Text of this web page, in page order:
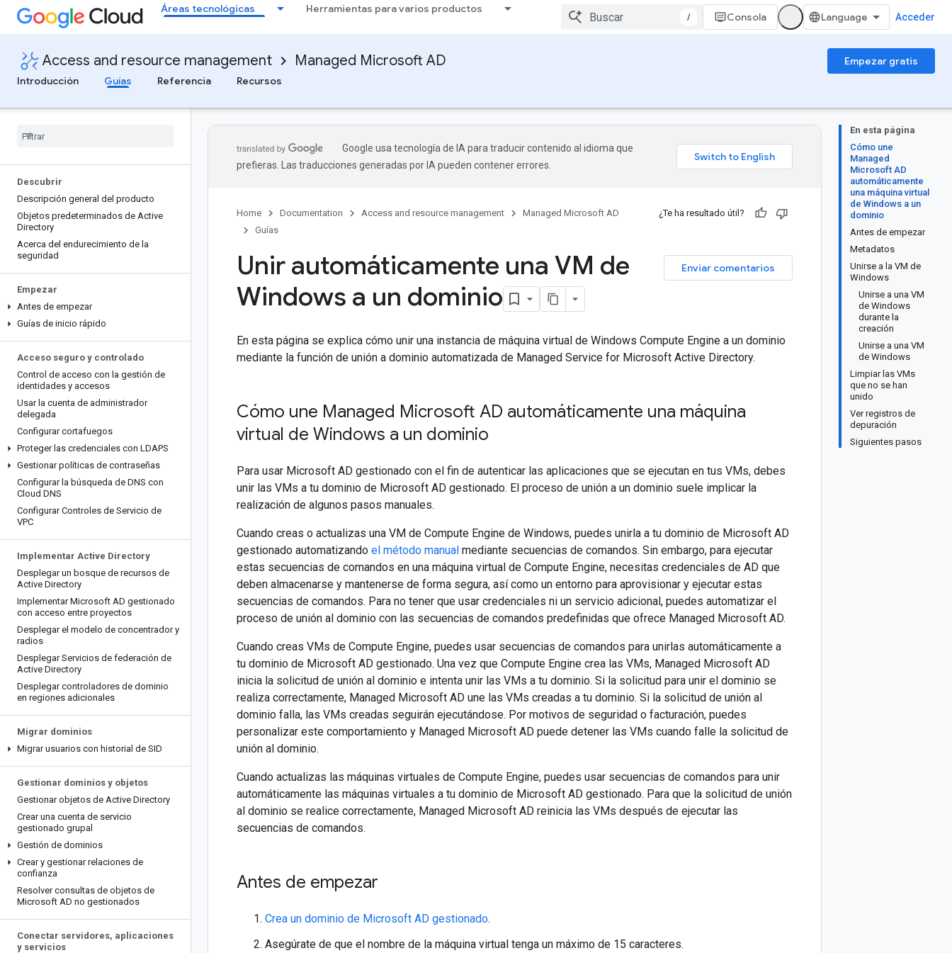
Áreas tecnológicas Herramientas para varios productos
/ Consola Acceder
Access and resource management Managed Microsoft AD
Empezar gratis
Introducción
Guías Referencia Recursos
Descubrir
Descripción general del producto
Objetos predeterminados de Active
Directory
Acerca del endurecimiento de la
seguridad
Empezar
Antes de empezar
Guías de inicio rápido
Acceso seguro y controlado
Control de acceso con la gestión de
identidades y accesos
Usar la cuenta de administrador
delegada
Configurar cortafuegos
Proteger las credenciales con LDAPS
Gestionar políticas de contraseñas
Configurar la búsqueda de DNS con
Cloud DNS
Configurar Controles de Servicio de
VPC
Implementar Active Directory
Desplegar un bosque de recursos de
Active Directory
Implementar Microsoft AD gestionado
con acceso entre proyectos
Desplegar el modelo de concentrador y
radios
Desplegar Servicios de federación de
Active Directory
Desplegar controladores de dominio
en regiones adicionales
Migrar dominios
Migrar usuarios con historial de SID
Gestionar dominios y objetos
Gestionar objetos de Active Directory
Crear una cuenta de servicio
gestionado grupal
Gestión de dominios
Crear y gestionar relaciones de
confianza
Resolver consultas de objetos de
Microsoft AD no gestionados
Conectar servidores, aplicaciones
y servicios
En esta página
Cómo une
Managed
Microsoft AD
automáticamente
una máquina virtual
de Windows a un
dominio
Antes de empezar
Metadatos
Unirse a la VM de
Windows
Unirse a una VM
de Windows
durante la
creación
Unirse a una VM
de Windows
Limpiar las VMs
que no se han
unido
Ver registros de
depuración
Siguientes pasos
Google usa tecnología de IA para traducir contenido al idioma que
prefieras. Las traducciones generadas por IA pueden contener errores.
Home Documentation Access and resource management
Managed Microsoft AD
Guías
¿Te ha resultado útil?
Enviar comentarios
Unir automáticamente una VM de
Windows a un dominio
En esta página se explica cómo unir una instancia de máquina virtual de Windows Compute Engine a un dominio
mediante la función de unión a dominio automatizada de Managed Service for Microsoft Active Directory.
Cómo une Managed Microsoft AD automáticamente una máquina
virtual de Windows a un dominio
Para usar Microsoft AD gestionado con el fin de autenticar las aplicaciones que se ejecutan en tus VMs, debes
unir las VMs a tu dominio de Microsoft AD gestionado. El proceso de unión a un dominio suele implicar la
realización de algunos pasos manuales.
Cuando creas o actualizas una VM de Compute Engine de Windows, puedes unirla a tu dominio de Microsoft AD
gestionado automatizando el método manual mediante secuencias de comandos. Sin embargo, para ejecutar
estas secuencias de comandos en una máquina virtual de Compute Engine, necesitas credenciales de AD que
deben almacenarse y mantenerse de forma segura, así como un entorno para aprovisionar y ejecutar estas
secuencias de comandos. Para no tener que usar credenciales ni un servicio adicional, puedes automatizar el
proceso de unión al dominio con las secuencias de comandos predefinidas que ofrece Managed Microsoft AD.
Cuando creas VMs de Compute Engine, puedes usar secuencias de comandos para unirlas automáticamente a
tu dominio de Microsoft AD gestionado. Una vez que Compute Engine crea las VMs, Managed Microsoft AD
inicia la solicitud de unión al dominio e intenta unir las VMs a tu dominio. Si la solicitud para unir el dominio se
realiza correctamente, Managed Microsoft AD une las VMs creadas a tu dominio. Si la solicitud de unión al
dominio falla, las VMs creadas seguirán ejecutándose. Por motivos de seguridad o facturación, puedes
personalizar este comportamiento y Managed Microsoft AD puede detener las VMs cuando falle la solicitud de
unión al dominio.
Cuando actualizas las máquinas virtuales de Compute Engine, puedes usar secuencias de comandos para unir
automáticamente las máquinas virtuales a tu dominio de Microsoft AD gestionado. Para que la solicitud de unión
al dominio se realice correctamente, Managed Microsoft AD reinicia las VMs después de ejecutar las
secuencias de comandos.
Antes de empezar
Crea un dominio de Microsoft AD gestionado.
Asegúrate de que el nombre de la máquina virtual tenga un máximo de 15 caracteres.